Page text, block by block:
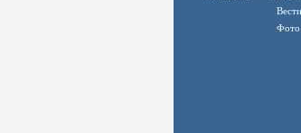
Вести
Фото